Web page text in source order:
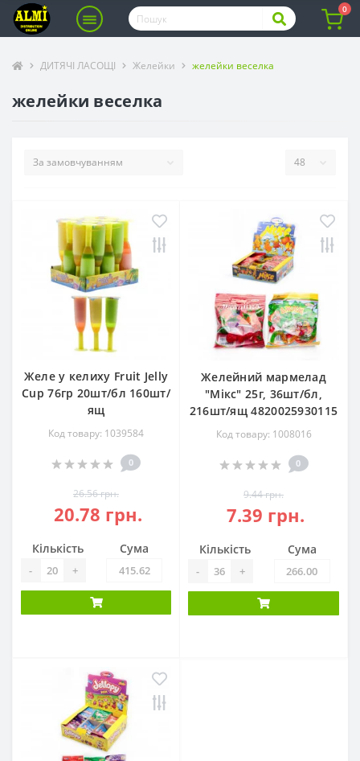
0
ДИТЯЧІ ЛАСОЩІ Желейки желейки веселка
желейки веселка
Желе у келиху Fruit Jelly
Cup 76гр 20шт/бл 160шт/
ящ
Код товару: 1039584
0
26.56 грн.
20.78 грн.
Кількість
- +
Сума
Желейний мармелад
"Мікс" 25г, 36шт/бл,
216шт/ящ 4820025930115
Код товару: 1008016
0
9.44 грн.
7.39 грн.
Кількість
- +
Сума